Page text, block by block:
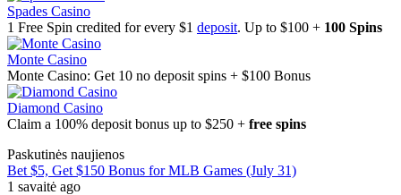
Spades Casino
1 Free Spin credited for every $1 deposit. Up to $100 + 100 Spins
Monte Casino
Monte Casino: Get 10 no deposit spins + $100 Bonus
Diamond Casino
Claim a 100% deposit bonus up to $250 + free spins
Paskutinės naujienos
Bet $5, Get $150 Bonus for MLB Games (July 31)
1 savaitė ago